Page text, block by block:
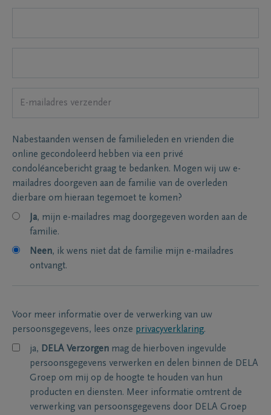
Nabestaanden wensen de familieleden en vrienden die
online gecondoleerd hebben via een privé
condoléancebericht graag te bedanken. Mogen wij uw e-
mailadres doorgeven aan de familie van de overleden
dierbare om hieraan tegemoet te komen?
Ja, mijn e-mailadres mag doorgegeven worden aan de
familie.
Neen, ik wens niet dat de familie mijn e-mailadres
ontvangt.
Voor meer informatie over de verwerking van uw
persoonsgegevens, lees onze privacyverklaring.
ja, DELA Verzorgen mag de hierboven ingevulde
persoonsgegevens verwerken en delen binnen de DELA
Groep om mij op de hoogte te houden van hun
producten en diensten. Meer informatie omtrent de
verwerking van persoonsgegevens door DELA Groep